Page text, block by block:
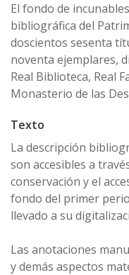
El fondo de
bibliográfica del
doscientos sesenta
noventa ejemplares,
Real Biblioteca, Real
Monasterio de las
Texto
La descripción
son accesibles a
conservación y el
fondo del primer
llevado a su
Las anotaciones
y demás aspectos